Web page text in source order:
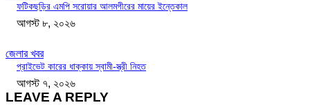
ফটিকছড়ির এমপি সরোয়ার আলমগীরের মায়ের ইন্তেকাল
আগস্ট ৮, ২০২৬
জেলার খবর
প্রাইভেট কারের ধাক্কায় স্বামী-স্ত্রী নিহত
আগস্ট ৭, ২০২৬
LEAVE A REPLY